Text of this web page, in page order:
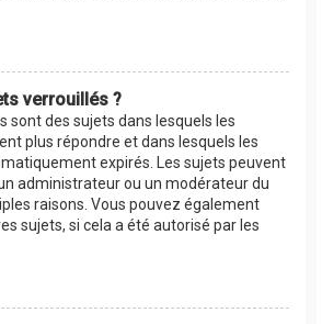
verrouillés ?
sont des sujets dans lesquels les
plus répondre et dans lesquels les
expirés. Les sujets peuvent
administrateur ou un modérateur du
raisons. Vous pouvez également
sujets, si cela a été autorisé par les